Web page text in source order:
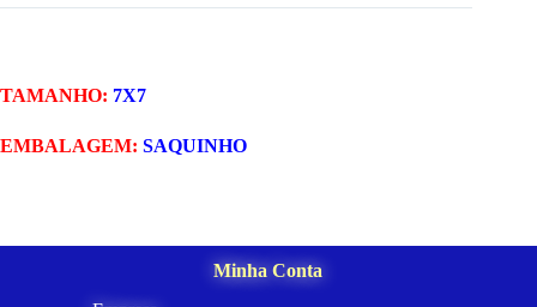
TAMANHO: 7X7
EMBALAGEM: SAQUINHO
Minha Conta